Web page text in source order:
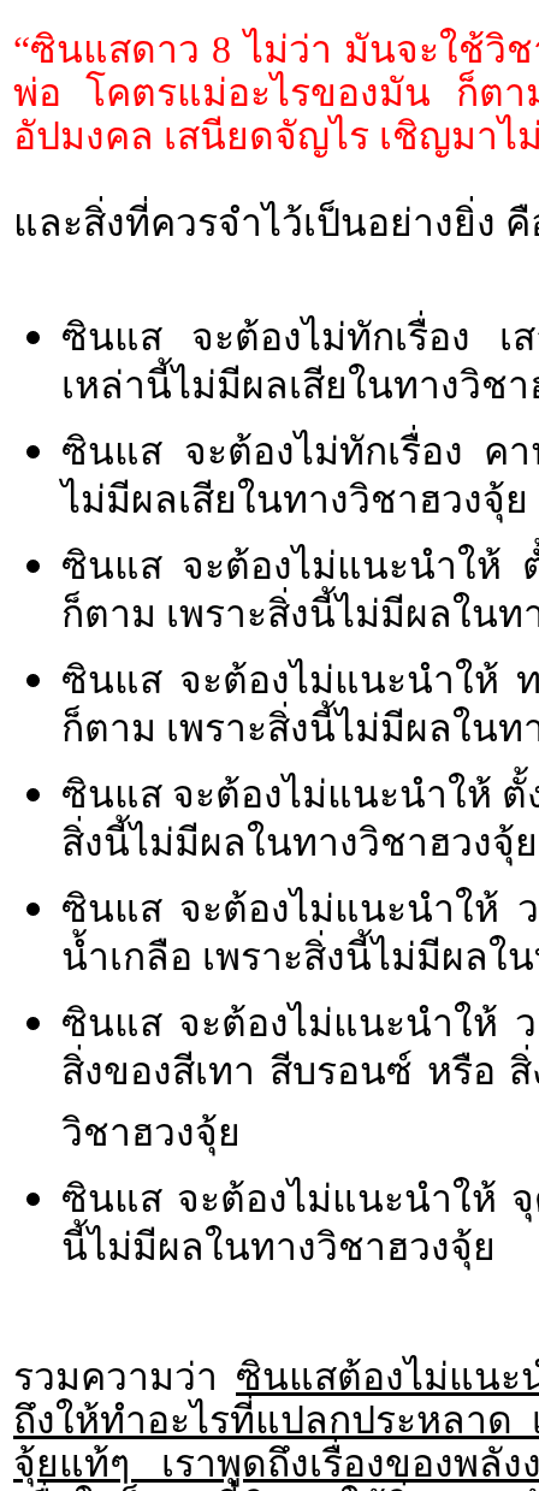
“ซินแสดาว 8 ไม่ว่า มันจะใช้วิ
พ่อ โคตรแม่อะไรของมัน ก็ตา
อัปมงคล เสนียดจัญไร เชิญมาไม่
และสิ่งที่ควรจำไว้เป็นอย่างยิ่ง
ซินแส จะต้องไม่ทักเรื่อง เ
เหล่านี้ไม่มีผลเสียในทางวิช
ซินแส จะต้องไม่ทักเรื่อง ค
ไม่มีผลเสียในทางวิชาฮวงจุ้ย
ซินแส จะต้องไม่แนะนำให้
ก็ตาม เพราะสิ่งนี้ไม่มีผลในท
ซินแส จะต้องไม่แนะนำให้
ก็ตาม เพราะสิ่งนี้ไม่มีผลในท
ซินแส จะต้องไม่แนะนำให้ ตั้
สิ่งนี้ไม่มีผลในทางวิชาฮวงจุ้ย
ซินแส จะต้องไม่แนะนำให้
น้ำเกลือ เพราะสิ่งนี้ไม่มีผลใ
ซินแส จะต้องไม่แนะนำให้
สิ่งของสีเทา สีบรอนซ์ หรือ
วิชาฮวงจุ้ย
ซินแส จะต้องไม่แนะนำให้
นี้ไม่มีผลในทางวิชาฮวงจุ้ย
รวมความว่า ซินแสต้องไม่แนะ
ถึงให้ทำอะไรที่แปลกประหลา
จุ้ยแท้ๆ เราพูดถึงเรื่องของพลั